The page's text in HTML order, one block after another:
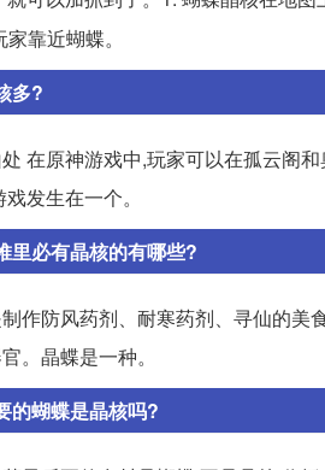
靠近蝴蝶。
多?
在原神游戏中,玩家可以在孤云阁
发生在一个。
里必有晶核的有哪些?
制作防风药剂、耐寒药剂、寻仙的
。晶蝶是一种。
的蝴蝶是晶核吗?